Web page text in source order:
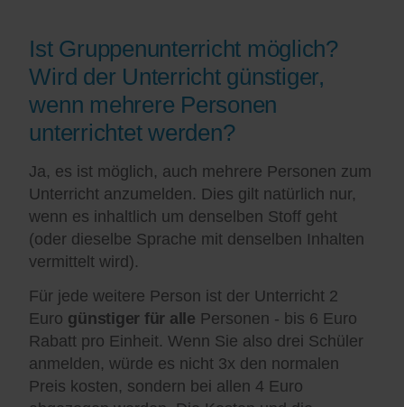
Ist Gruppenunterricht möglich?
Wird der Unterricht günstiger,
wenn mehrere Personen
unterrichtet werden?
Ja, es ist möglich, auch mehrere Personen zum
Unterricht anzumelden. Dies gilt natürlich nur,
wenn es inhaltlich um denselben Stoff geht
(oder dieselbe Sprache mit denselben Inhalten
vermittelt wird).
Für jede weitere Person ist der Unterricht 2
Euro günstiger für alle Personen - bis 6 Euro
Rabatt pro Einheit. Wenn Sie also drei Schüler
anmelden, würde es nicht 3x den normalen
Preis kosten, sondern bei allen 4 Euro